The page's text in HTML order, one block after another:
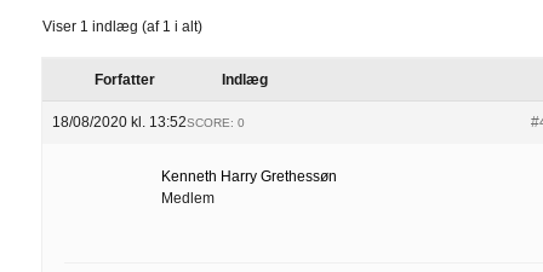
Viser 1 indlæg (af 1 i alt)
Forfatter Indlæg
18/08/2020 kl. 13:52SCORE: 0
Kenneth Harry Grethessøn
Medlem